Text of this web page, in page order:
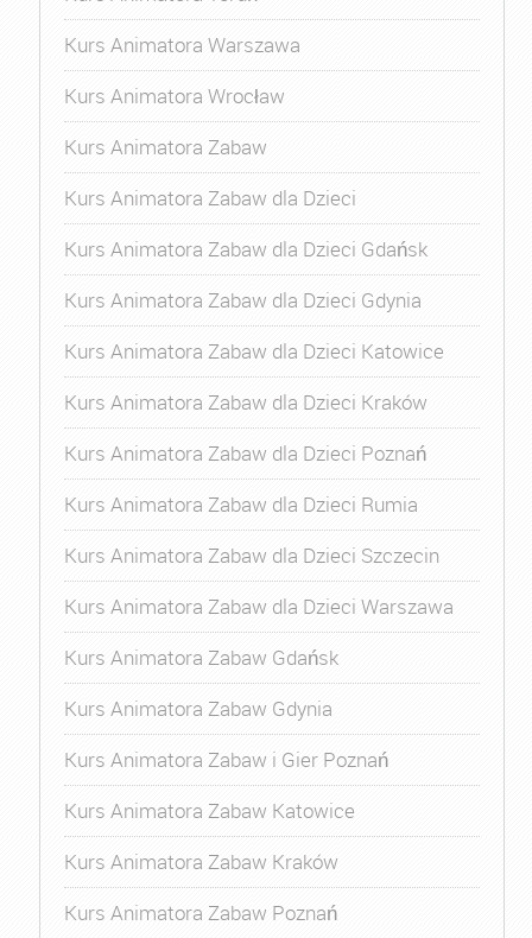
Kurs Animatora Warszawa
Kurs Animatora Wrocław
Kurs Animatora Zabaw
Kurs Animatora Zabaw dla Dzieci
Kurs Animatora Zabaw dla Dzieci Gdańsk
Kurs Animatora Zabaw dla Dzieci Gdynia
Kurs Animatora Zabaw dla Dzieci Katowice
Kurs Animatora Zabaw dla Dzieci Kraków
Kurs Animatora Zabaw dla Dzieci Poznań
Kurs Animatora Zabaw dla Dzieci Rumia
Kurs Animatora Zabaw dla Dzieci Szczecin
Kurs Animatora Zabaw dla Dzieci Warszawa
Kurs Animatora Zabaw Gdańsk
Kurs Animatora Zabaw Gdynia
Kurs Animatora Zabaw i Gier Poznań
Kurs Animatora Zabaw Katowice
Kurs Animatora Zabaw Kraków
Kurs Animatora Zabaw Poznań